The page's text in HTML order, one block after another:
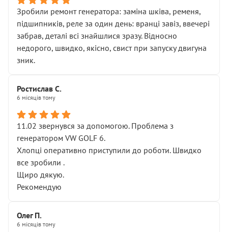
Зробили ремонт генератора: заміна шківа, ременя,
підшипників, реле за один день: вранці завіз, ввечері
забрав, деталі всі знайшлися зразу. Відносно
недорого, швидко, якісно, свист при запуску двигуна
зник.
Ростислав С.
6 місяців тому
11.02 звернувся за допомогою. Проблема з
генератором VW GOLF 6.
Хлопці оперативно приступили до роботи. Швидко
все зробили .
Щиро дякую.
Рекомендую
Олег П.
6 місяців тому